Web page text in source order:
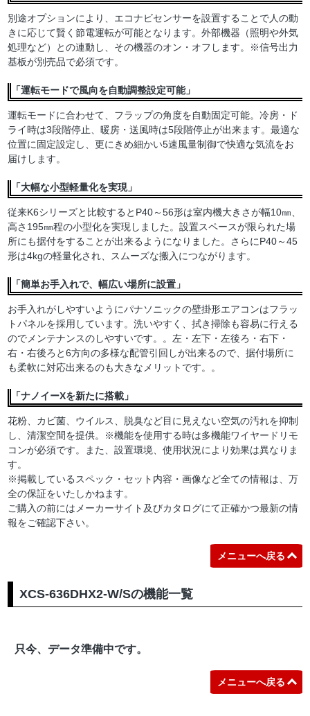
別途オプションにより、エコナビセンサーを設置することで人の動
きに応じて賢く節電運転が可能となります。外部機器（照明や外気
処理など）との連動し、その機器のオン・オフします。※信号出力
基板が別売品で必須です。
「運転モードで風向を自動調整設定可能」
運転モードに合わせて、フラップの角度を自動固定可能。冷房・ド
ライ時は3段階停止、暖房・送風時は5段階停止が出来ます。最適な
位置に固定設定し、更にきめ細かい5速風量制御で快適な気流をお
届けします。
「大幅な小型軽量化を実現」
従来K6シリーズと比較するとP40～56形は室内機大きさが幅10㎜、
高さ195㎜程の小型化を実現しました。設置スペースが限られた場
所にも据付をすることが出来るようになりました。さらにP40～45
形は4kgの軽量化され、スムーズな搬入につながります。
「簡単お手入れで、幅広い場所に設置」
お手入れがしやすいようにパナソニックの壁掛形エアコンはフラッ
トパネルを採用しています。洗いやすく、拭き掃除も容易に行える
のでメンテナンスのしやすいです。。左・左下・左後ろ・右下・
右・右後ろと6方向の多様な配管引回しが出来るので、据付場所に
も柔軟に対応出来るのも大きなメリットです。。
「ナノイーXを新たに搭載」
花粉、カビ菌、ウイルス、脱臭など目に見えない空気の汚れを抑制
し、清潔空間を提供。※機能を使用する時は多機能ワイヤードリモ
コンが必須です。また、設置環境、使用状況により効果は異なりま
す。
※掲載しているスペック・セット内容・画像など全ての情報は、万
全の保証をいたしかねます。
ご購入の前にはメーカーサイト及びカタログにて正確かつ最新の情
報をご確認下さい。
メニューへ戻る
XCS-636DHX2-W/Sの機能一覧
只今、データ準備中です。
メニューへ戻る